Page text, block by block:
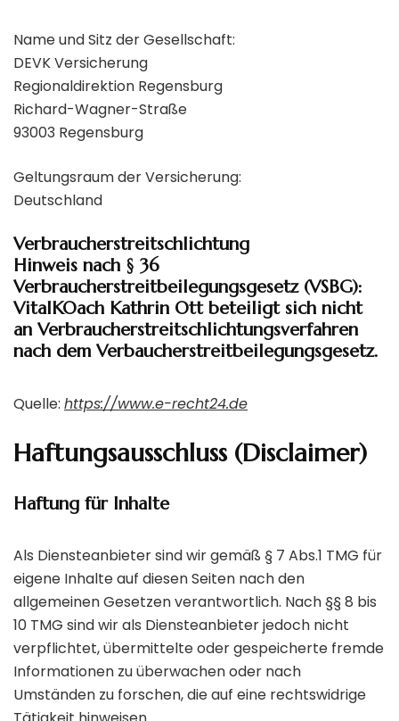
Name und Sitz der Gesellschaft:
DEVK Versicherung
Regionaldirektion Regensburg
Richard-Wagner-Straße
93003 Regensburg
Geltungsraum der Versicherung:
Deutschland
Verbraucherstreitschlichtung
Hinweis nach § 36
Verbraucherstreitbeilegungsgesetz (VSBG):
VitalKOach Kathrin Ott beteiligt sich nicht
an Verbraucherstreitschlichtungsverfahren
nach dem Verbaucherstreitbeilegungsgesetz.
Quelle: https://www.e-recht24.de
Haftungsausschluss (Disclaimer)
Haftung für Inhalte
Als Diensteanbieter sind wir gemäß § 7 Abs.1 TMG für
eigene Inhalte auf diesen Seiten nach den
allgemeinen Gesetzen verantwortlich. Nach §§ 8 bis
10 TMG sind wir als Diensteanbieter jedoch nicht
verpflichtet, übermittelte oder gespeicherte fremde
Informationen zu überwachen oder nach
Umständen zu forschen, die auf eine rechtswidrige